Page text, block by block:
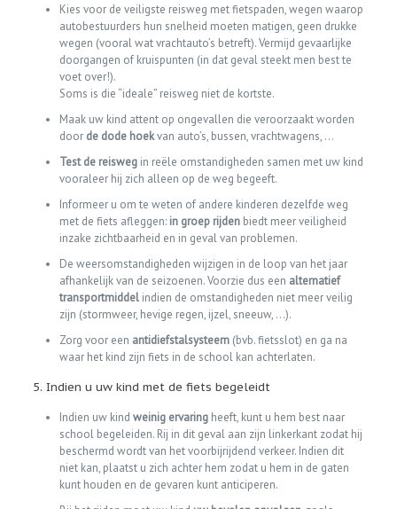
Kies voor de veiligste reisweg met fietspaden, wegen waarop
autobestuurders hun snelheid moeten matigen, geen drukke
wegen (vooral wat vrachtauto’s betreft). Vermijd gevaarlijke
doorgangen of kruispunten (in dat geval steekt men best te
voet over!).
Soms is die “ideale” reisweg niet de kortste.
Maak uw kind attent op ongevallen die veroorzaakt worden
door de dode hoekvan auto’s, bussen, vrachtwagens, …
Test de reiswegin reële omstandigheden samen met uw kind
vooraleer hij zich alleen op de weg begeeft.
Informeer u om te weten of andere kinderen dezelfde weg
met de fiets afleggen:in groep rijdenbiedt meer veiligheid
inzake zichtbaarheid en in geval van problemen.
De weersomstandigheden wijzigen in de loop van het jaar
afhankelijk van de seizoenen. Voorzie dus een alternatief
transportmiddelindien de omstandigheden niet meer veilig
zijn (stormweer, hevige regen, ijzel, sneeuw, …).
Zorg voor een antidiefstalsysteem(bvb. fietsslot) en ga na
waar het kind zijn fiets in de school kan achterlaten.
5. Indien u uw kind met de fiets begeleidt
Indien uw kind weinig ervaringheeft, kunt u hem best naar
school begeleiden. Rij in dit geval aan zijn linkerkant zodat hij
beschermd wordt van het voorbijrijdend verkeer. Indien dit
niet kan, plaatst u zich achter hem zodat u hem in de gaten
kunt houden en de gevaren kunt anticiperen.